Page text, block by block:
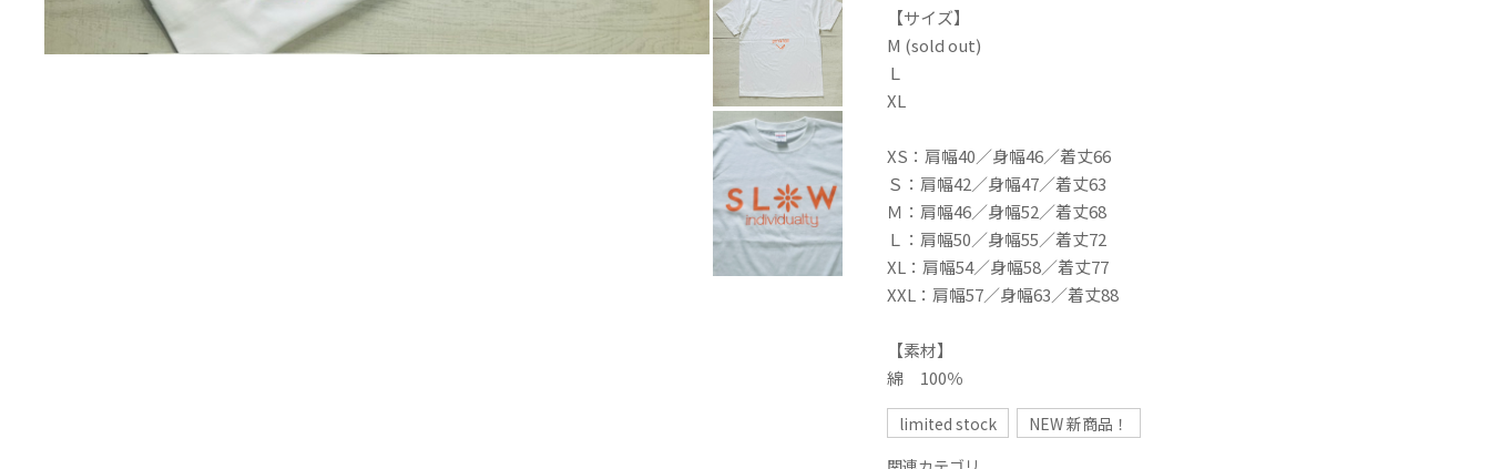
【サイズ】
M (sold out)
Ｌ
XL
XS：肩幅40／身幅46／着丈66
Ｓ：肩幅42／身幅47／着丈63
Ｍ：肩幅46／身幅52／着丈68
Ｌ：肩幅50／身幅55／着丈72
XL：肩幅54／身幅58／着丈77
XXL：肩幅57／身幅63／着丈88
【素材】
綿 100％
limited stock
NEW 新商品！